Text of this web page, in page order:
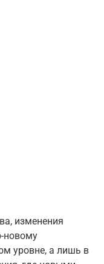
изменения
новому
уровне, а лишь в